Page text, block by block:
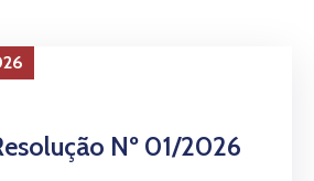
Nº 01/2026